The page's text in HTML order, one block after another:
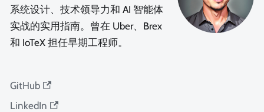
系统设计、技术领导力和 AI 智能体
实战的实用指南。曾在 Uber、Brex
和 IoTeX 担任早期工程师。
GitHub
LinkedIn